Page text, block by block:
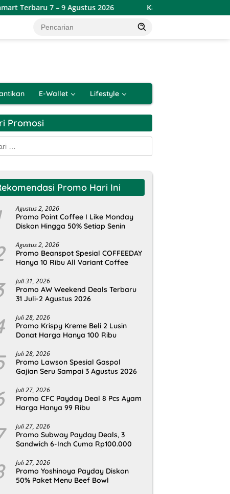
7 – 9 Agustus 2026 Katalog Promo JSM Alfamidi
E-Wallet Lifestyle
Promosi
Promo Hari Ini
Agustus 2, 2026
Promo Point Coffee I Like Monday
Diskon Hingga 50% Setiap Senin
Agustus 2, 2026
Promo Beanspot Spesial COFFEEDAY
Hanya 10 Ribu All Variant Coffee
Juli 31, 2026
Promo AW Weekend Deals Terbaru
31 Juli-2 Agustus 2026
Juli 28, 2026
Promo Krispy Kreme Beli 2 Lusin
Donat Harga Hanya 100 Ribu
Juli 28, 2026
Promo Lawson Spesial Gaspol
Gajian Seru Sampai 3 Agustus 2026
Juli 27, 2026
Promo CFC Payday Deal 8 Pcs Ayam
Harga Hanya 99 Ribu
Juli 27, 2026
Promo Subway Payday Deals, 3
Sandwich 6-Inch Cuma Rp100.000
Juli 27, 2026
Promo Yoshinoya Payday Diskon
50% Paket Menu Beef Bowl